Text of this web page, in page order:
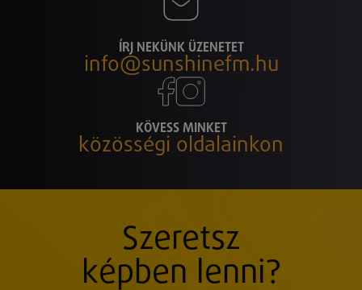
ÍRJ NEKÜNK ÜZENETET
info@sunshinefm.hu
KÖVESS MINKET
közösségi oldalainkon
Szeretsz
képben lenni?